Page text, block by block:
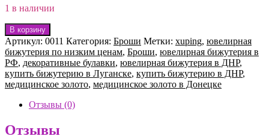
1 в наличии
Количество
товара
Брошь
Xuping
0011
В корзину
Артикул: 0011 Категория: Броши Метки: xuping, ювелирная
бижутерия по низким ценам, Броши, ювелирная бижутерия в
РФ, декоративные булавки, ювелирная бижутерия в ДНР,
купить бижутерию в Луганске, купить бижутерию в ДНР,
медицинское золото, медицинское золото в Донецке
Отзывы (0)
Отзывы